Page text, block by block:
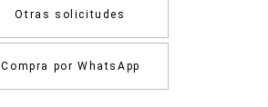
Otras solicitudes
Compra por WhatsApp